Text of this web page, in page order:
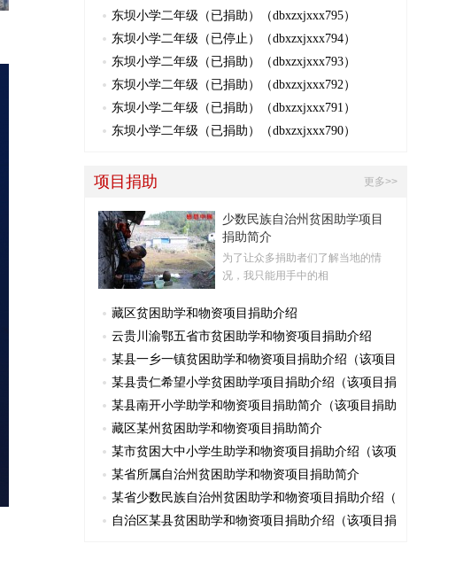
东坝小学二年级（已捐助）（dbxzxjxxx795）
东坝小学二年级（已停止）（dbxzxjxxx794）
东坝小学二年级（已捐助）（dbxzxjxxx793）
东坝小学二年级（已捐助）（dbxzxjxxx792）
东坝小学二年级（已捐助）（dbxzxjxxx791）
东坝小学二年级（已捐助）（dbxzxjxxx790）
更多>>
项目捐助
少数民族自治州贫困助学项目
捐助简介
为了让众多捐助者们了解当地的情
况，我只能用手中的相
藏区贫困助学和物资项目捐助介绍
云贵川渝鄂五省市贫困助学和物资项目捐助介绍
某县一乡一镇贫困助学和物资项目捐助介绍（该项目
某县贵仁希望小学贫困助学项目捐助介绍（该项目捐
某县南开小学助学和物资项目捐助简介（该项目捐助
藏区某州贫困助学和物资项目捐助简介
某市贫困大中小学生助学和物资项目捐助介绍（该项
某省所属自治州贫困助学和物资项目捐助简介
某省少数民族自治州贫困助学和物资项目捐助介绍（
自治区某县贫困助学和物资项目捐助介绍（该项目捐